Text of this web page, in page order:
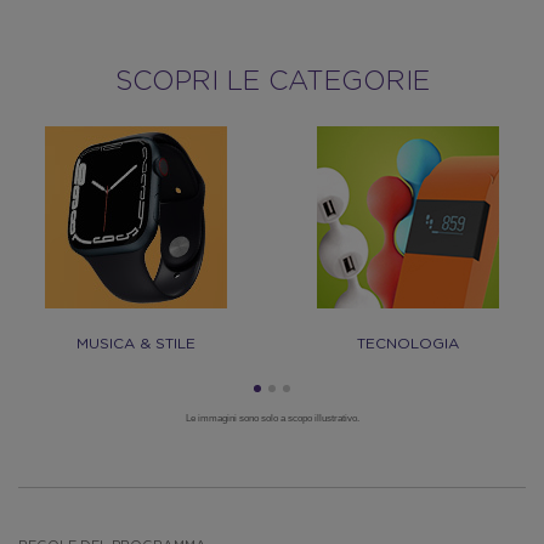
SCOPRI LE CATEGORIE
MUSICA & STILE TECNOLOGIA
Le immagini sono solo a scopo illustrativo.